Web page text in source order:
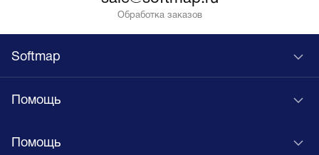
Обработка заказов
Softmap
Помощь
Помощь